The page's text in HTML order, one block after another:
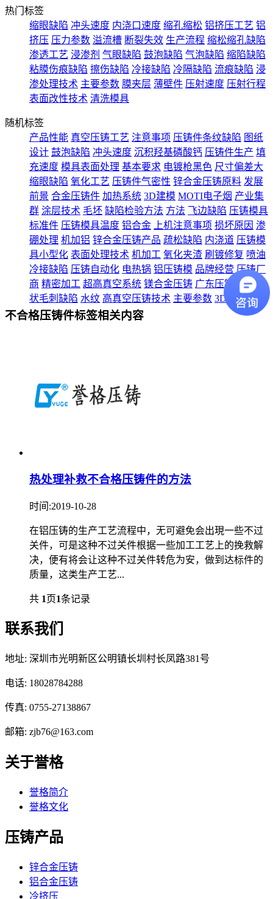
热门标签
缩眼缺陷 冲头速度 内浇口速度 缩孔缩松 铝挤压工艺 铝
挤压 压力参数 溢流槽 断裂失效 生产流程 缩松缩孔缺陷
渗透工艺 浸渗剂 气眼缺陷 鼓泡缺陷 气泡缺陷 缩陷缺陷
粘膜伤痕缺陷 擦伤缺陷 冷接缺陷 冷隔缺陷 流痕缺陷 浸
渗处理技术 主要参数 膜夹层 薄壁件 压射速度 压射行程
表面改性技术 清洗模具
随机标签
产品性能 真空压铸工艺 注意事项 压铸件条纹缺陷 图纸
设计 鼓泡缺陷 冲头速度 沉积羟基磷酸钙 压铸件生产 填
充速度 模具表面处理 基本要求 电镀枪黑色 尺寸偏差大
缩眼缺陷 氧化工艺 压铸件气密性 锌合金压铸原料 发展
前景 合金压铸件 加热系统 3D建模 MOTI电子烟 产业集
群 涂层技术 毛坯 缺陷检验方法 方法 飞边缺陷 压铸模具
标准件 压铸模具温度 铝合金 上机注意事项 损坏原因 渗
硼处理 机加铝 锌合金压铸产品 疏松缺陷 内浇道 压铸模
具小型化 表面处理技术 机加工 氧化夹渣 刷镀修复 喷油
冷接缺陷 压铸自动化 电热锅 铝压铸模 品牌经营 压铸厂
商 精密加工 超高真空系统 镁合金压铸 广东压铸模具 网
状毛刺缺陷 水纹 高真空压铸技术 主要参数 3D图纸
不合格压铸件标签相关内容
热处理补救不合格压铸件的方法
时间:2019-10-28
在铝压铸的生产工艺流程中，无可避免会出現一些不过
关件，可是这种不过关件根据一些加工工艺上的挽救解
决，便有将会让这种不过关件转危为安，做到达标件的
质量，这类生产工艺...
共 1页1条记录
联系我们
地址: 深圳市光明新区公明镇长圳村长凤路381号
电话: 18028784288
传真: 0755-27138867
邮箱: zjb76@163.com
关于誉格
誉格简介
誉格文化
压铸产品
锌合金压铸
铝合金压铸
冷挤压